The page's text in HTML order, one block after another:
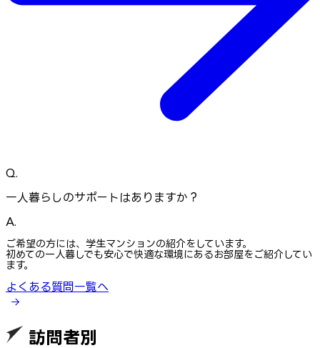
Q.
一人暮らしのサポートはありますか？
A.
ご希望の方には、学生マンションの紹介をしています。
初めての一人暮しでも安心で快適な環境にあるお部屋をご紹介してい
ます。
よくある質問一覧へ
訪問者別